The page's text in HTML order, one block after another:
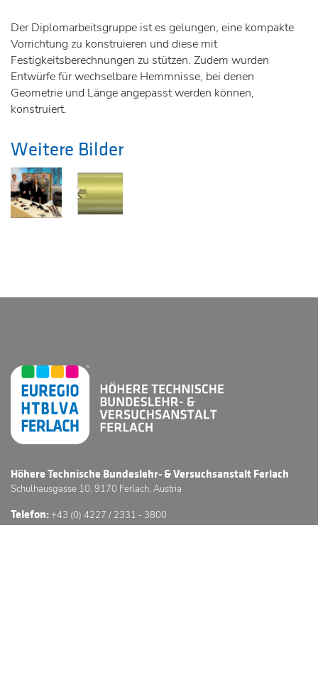
Der Diplomarbeitsgruppe ist es gelungen, eine kompakte
Vorrichtung zu konstruieren und diese mit
Festigkeitsberechnungen zu stützen. Zudem wurden
Entwürfe für wechselbare Hemmnisse, bei denen
Geometrie und Länge angepasst werden können,
konstruiert.
Weitere Bilder
Höhere Technische Bundeslehr- & Versuchsanstalt Ferlach
Schulhausgasse 10, 9170 Ferlach, Austria
Telefon:+43 (0) 4227 / 2331 - 3800
E-Mail: